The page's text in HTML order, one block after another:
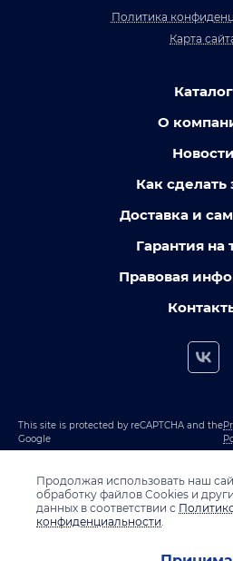
Политика
Карта
Каталог
О
Новости
Как сделать
Доставка и
Гарантия на
Правовая
This site is protected by reCAPTCHA and the
Google
Продолжая использовать наш
обработку файлов Cookies и
данных в соответствии с
конфиденциальности.